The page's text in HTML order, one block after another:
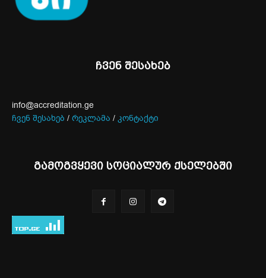
ჩვენ შესახებ
info@accreditation.ge
ჩვენ შესახებ / რეკლამა / კონტაქტი
გამოგვყევი სოციალურ ქსელებში